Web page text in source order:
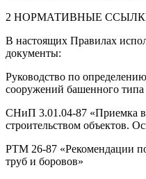
2 НОРМАТИВНЫЕ
В настоящих Правилах
документы:
Руководство по
сооружений башенного
СНиП 3.01.04-87 «Приемка в
строительством объектов.
РТМ 26-87 «Рекомендации
труб и боровов»